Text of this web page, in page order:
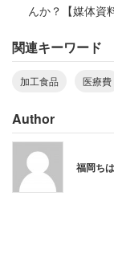
療費が月8万円程
い」（年収500
という声が寄せら
んか？【媒体資
関連キーワード
加工食品 医療費
Author
福岡ち